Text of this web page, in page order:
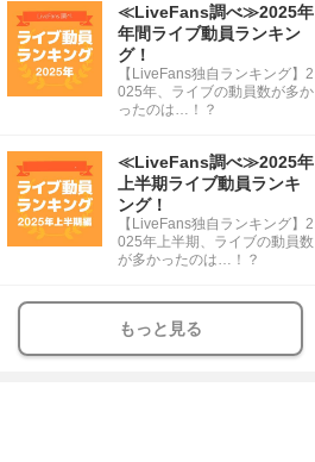
≪LiveFans調べ≫2025年
年間ライブ動員ランキン
グ！
【LiveFans独自ランキング】2
025年、ライブの動員数が多か
ったのは…！？
≪LiveFans調べ≫2025年
上半期ライブ動員ランキ
ング！
【LiveFans独自ランキング】2
025年上半期、ライブの動員数
が多かったのは…！？
もっと見る